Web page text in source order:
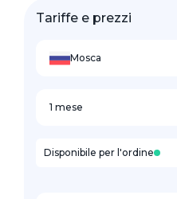
Tariffe e prezzi
Mosca
1 mese
Disponibile per l'ordine